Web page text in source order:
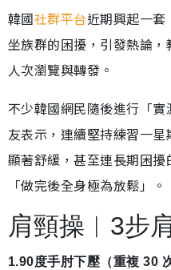
韓國社群平台近期興起一
坐族群的困擾，引發熱論
人次瀏覽與轉發。
不少韓國網民隨後進行「
友表示，連續堅持練習一
顯著舒緩，甚至連長期困
「做完後全身極為放鬆」。
肩頸操︱3步
1.90度手肘下壓（重複 30